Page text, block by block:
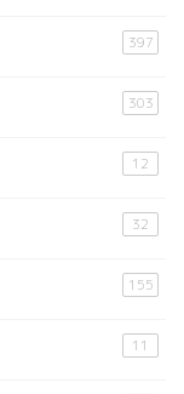
397
303
12
32
155
11